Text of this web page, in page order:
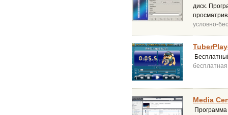
диск.
условно-
бесплатная
Media